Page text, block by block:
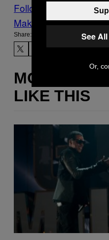
Follow Us On
Make Us Preferred In
Share:
MORE
LIKE THIS
See
Or,